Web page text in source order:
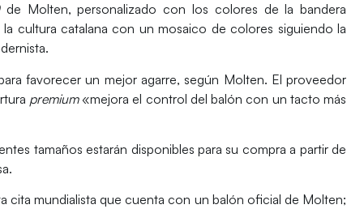
de Molten, personalizado con los colores de la bandera
cultura catalana con un mosaico de colores siguiendo la
favorecer un mejor agarre, según Molten. El proveedor
premium «mejora el control del balón con un tacto más
tamaños estarán disponibles para su compra a partir de
cita mundialista que cuenta con un balón oficial de Molten;